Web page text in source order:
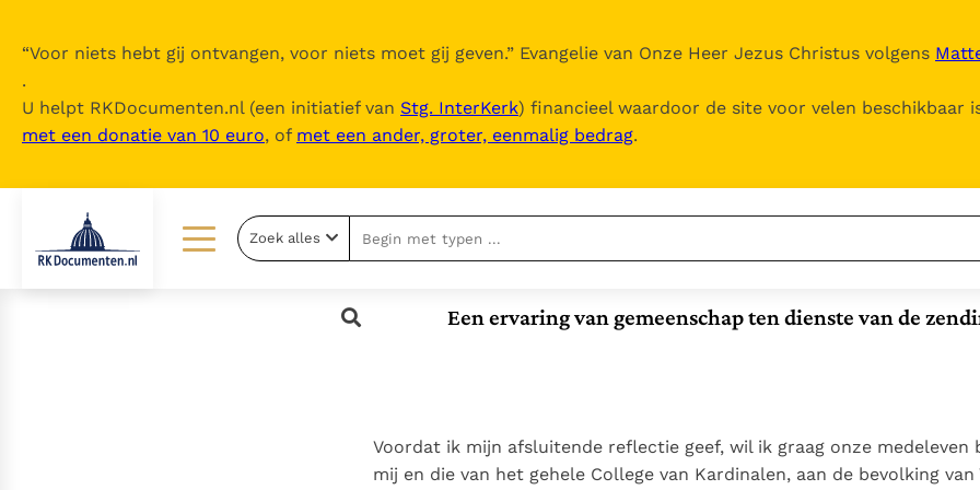
“Voor niets hebt gij ontvangen, voor niets moet gij geven.” Evangelie van Onze Heer Jezus Christus volgens
.
U helpt RKDocumenten.nl (een initiatief van Stg. InterKerk) financieel waardoor de site voor velen beschikbaar
met een donatie van 10 euro, of met een ander, groter, eenmalig bedrag.
Lezen
Over RK Documenten
Documenten
Leer de kostbare
parel van Gods
Gods Koninkrijk
Het Vaticaan publiceert
Wereldvoedselprogramma
toe
Paus Leo XIV in Pavia: "De
stad is zowel een gave
Zoek alles
Een ervaring van gemeenschap ten dienste van de
Voordat ik mijn afsluitende reflectie geef, wil ik graag onze medeleven
mij en die van het gehele College van Kardinalen, aan de bevolking van